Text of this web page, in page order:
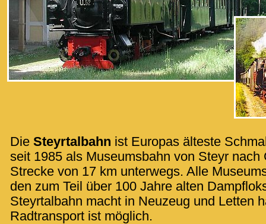
Die Steyrtalbahn ist Europas älteste
seit 1985 als Museumsbahn von Steyr nach
Strecke von 17 km unterwegs. Alle
den zum Teil über 100 Jahre alten
Steyrtalbahn macht in Neuzeug und Letten
Radtransport ist möglich.